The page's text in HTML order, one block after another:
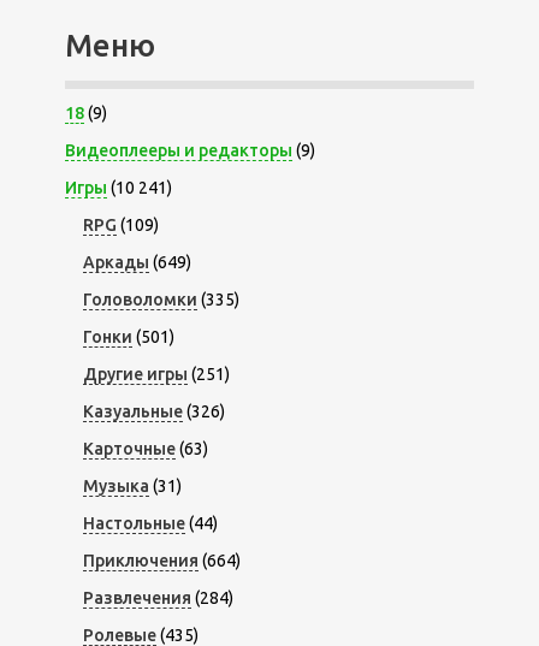
Меню
18(9)
Видеоплееры и редакторы (9)
Игры (10 241)
RPG (109)
Аркады (649)
Головоломки (335)
Гонки (501)
Другие игры (251)
Казуальные(326)
Карточные(63)
Музыка (31)
Настольные(44)
Приключения (664)
Развлечения (284)
Ролевые(435)